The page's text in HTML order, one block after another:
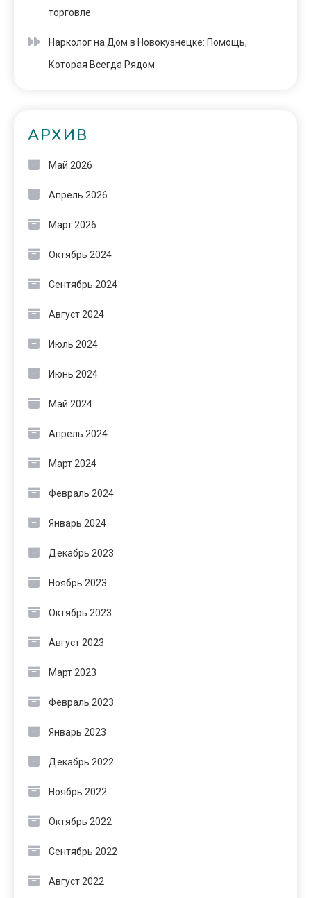
торговле
Нарколог на Дом в Новокузнецке: Помощь,
Которая Всегда Рядом
АРХИВ
Май 2026
Апрель 2026
Март 2026
Октябрь 2024
Сентябрь 2024
Август 2024
Июль 2024
Июнь 2024
Май 2024
Апрель 2024
Март 2024
Февраль 2024
Январь 2024
Декабрь 2023
Ноябрь 2023
Октябрь 2023
Август 2023
Март 2023
Февраль 2023
Январь 2023
Декабрь 2022
Ноябрь 2022
Октябрь 2022
Сентябрь 2022
Август 2022